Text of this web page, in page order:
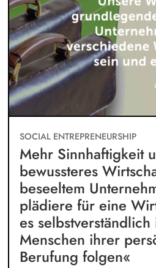
SOCIAL ENTREPRENEURSHIP
Mehr Sinnhaftigkeit
bewussteres
beseeltem
plädiere für eine
es selbstverständlich
Menschen ihrer
Berufung folgen«